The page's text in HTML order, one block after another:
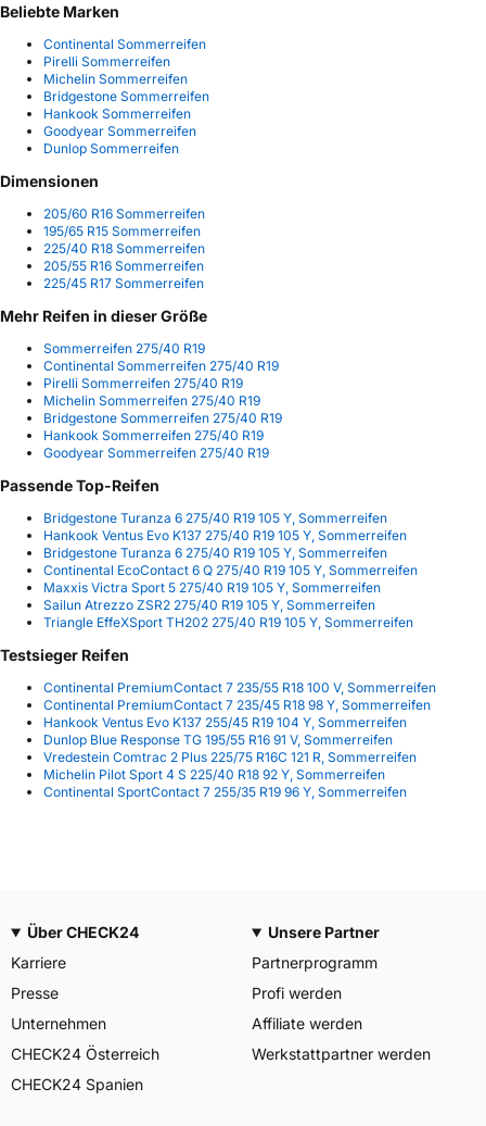
Beliebte Marken
Continental Sommerreifen
Pirelli Sommerreifen
Michelin Sommerreifen
Bridgestone Sommerreifen
Hankook Sommerreifen
Goodyear Sommerreifen
Dunlop Sommerreifen
Dimensionen
205/60 R16 Sommerreifen
195/65 R15 Sommerreifen
225/40 R18 Sommerreifen
205/55 R16 Sommerreifen
225/45 R17 Sommerreifen
Mehr Reifen in dieser Größe
Sommerreifen 275/40 R19
Continental Sommerreifen 275/40 R19
Pirelli Sommerreifen 275/40 R19
Michelin Sommerreifen 275/40 R19
Bridgestone Sommerreifen 275/40 R19
Hankook Sommerreifen 275/40 R19
Goodyear Sommerreifen 275/40 R19
Passende Top-Reifen
Bridgestone Turanza 6 275/40 R19 105 Y, Sommerreifen
Hankook Ventus Evo K137 275/40 R19 105 Y, Sommerreifen
Bridgestone Turanza 6 275/40 R19 105 Y, Sommerreifen
Continental EcoContact 6 Q 275/40 R19 105 Y, Sommerreifen
Maxxis Victra Sport 5 275/40 R19 105 Y, Sommerreifen
Sailun Atrezzo ZSR2 275/40 R19 105 Y, Sommerreifen
Triangle EffeXSport TH202 275/40 R19 105 Y, Sommerreifen
Testsieger Reifen
Continental PremiumContact 7 235/55 R18 100 V, Sommerreifen
Continental PremiumContact 7 235/45 R18 98 Y, Sommerreifen
Hankook Ventus Evo K137 255/45 R19 104 Y, Sommerreifen
Dunlop Blue Response TG 195/55 R16 91 V, Sommerreifen
Vredestein Comtrac 2 Plus 225/75 R16C 121 R, Sommerreifen
Michelin Pilot Sport 4 S 225/40 R18 92 Y, Sommerreifen
Continental SportContact 7 255/35 R19 96 Y, Sommerreifen
Über CHECK24
Karriere
Presse
Unternehmen
CHECK24 Österreich
CHECK24 Spanien
Unsere Partner
Partnerprogramm
Profi werden
Affiliate werden
Werkstattpartner werden